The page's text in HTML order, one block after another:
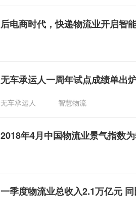
后电商时代，快递物流业开启智
无车承运人一周年试点成绩单
无车承运人 智慧物流
2018年4月中国物流业景气指数
一季度物流业总收入2.1万亿元